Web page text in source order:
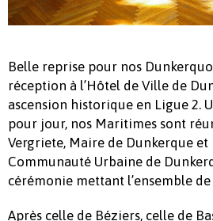
Belle reprise pour nos
réception à l’Hôtel de Ville de
ascension historique en Ligue 2.
pour jour, nos Maritimes sont
Vergriete, Maire de Dunkerque et
Communauté Urbaine de
cérémonie mettant l’ensemble de
Après celle de Béziers, celle de